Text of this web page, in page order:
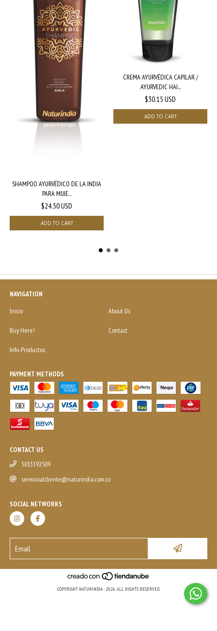
SHAMPOO AYURVÉDICO DE LA INDIA
PARA MUJE...
$24.50 USD
CREMA AYURVÉDICA CAPILAR /
AYURVEDIC HAI...
$30.15 USD
NAVIGATION
Inicio
About Us
Buy Here! Contact
Info-Productos
PAYMENT METHODS
CONTACT US
3013392509
servicioalcliente@naturindia.com.co
SOCIAL NETWORKS
COPYRIGHT NATURINDIA - 2026. ALL RIGHTS RESERVED.